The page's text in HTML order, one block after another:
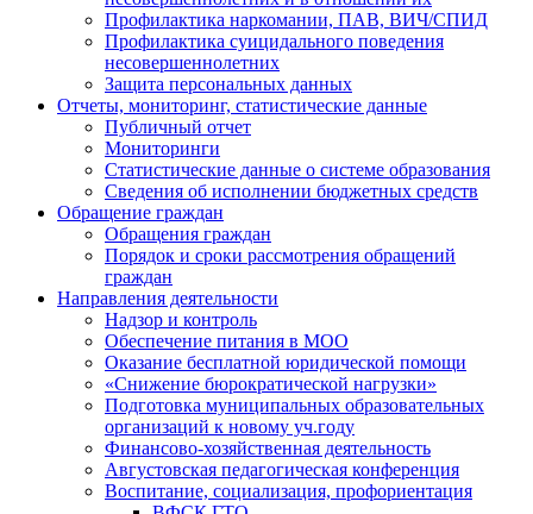
Профилактика наркомании, ПАВ, ВИЧ/СПИД
Профилактика суицидального поведения
несовершеннолетних
Защита персональных данных
Отчеты, мониторинг, статистические данные
Публичный отчет
Мониторинги
Статистические данные о системе образования
Сведения об исполнении бюджетных средств
Обращение граждан
Обращения граждан
Порядок и сроки рассмотрения обращений
граждан
Направления деятельности
Надзор и контроль
Обеспечение питания в МОО
Оказание бесплатной юридической помощи
«Снижение бюрократической нагрузки»
Подготовка муниципальных образовательных
организаций к новому уч.году
Финансово-хозяйственная деятельность
Августовская педагогическая конференция
Воспитание, социализация, профориентация